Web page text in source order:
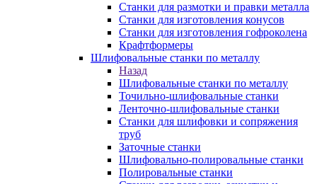
Станки для размотки и правки металла
Станки для изготовления конусов
Станки для изготовления гофроколена
Крафтформеры
Шлифовальные станки по металлу
Назад
Шлифовальные станки по металлу
Точильно-шлифовальные станки
Ленточно-шлифовальные станки
Станки для шлифовки и сопряжения
труб
Заточные станки
Шлифовально-полировальные станки
Полировальные станки